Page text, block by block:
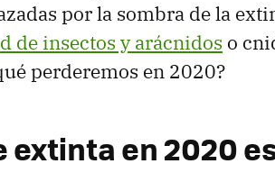
por la sombra de la
de insectos y arácnidos o
perderemos en 2020?
en 2020